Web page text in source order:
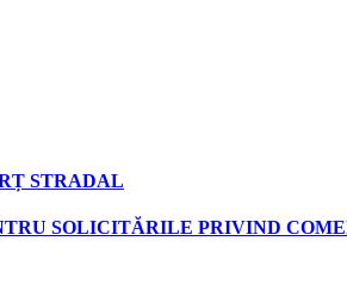
STRADAL
SOLICITĂRILE PRIVIND